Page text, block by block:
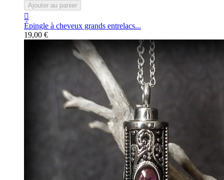
Ajouter au panier

Épingle à cheveux grands entrelacs...
19,00 €